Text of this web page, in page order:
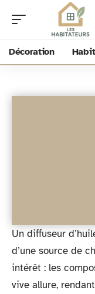
Décoration
Un diffuseur
d’une source de
intérêt : les
vive allure,